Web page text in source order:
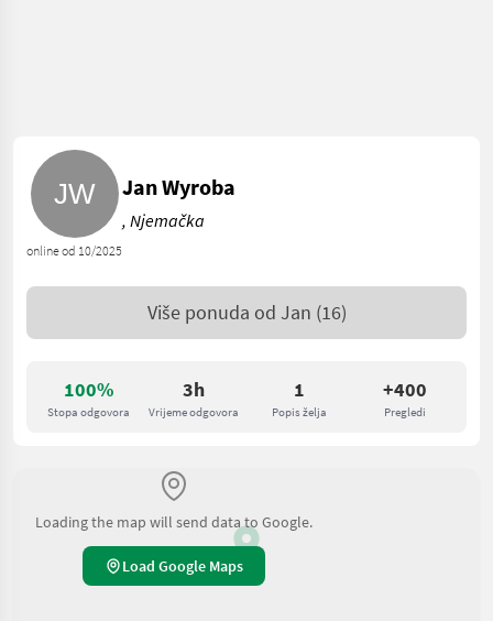
100%
Stopa odgovora
3h
Vrijeme odgovora
1
Popis želja
+400
Pregledi
online od 10/2025
Jan Wyroba
, Njemačka
Više ponuda od Jan (16)
Loading the map will send data to Google.
Load Google Maps